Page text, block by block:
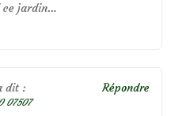
ce jardin…
dit :
07507
Répondre